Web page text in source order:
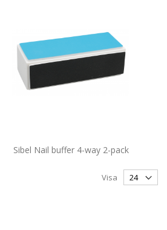
Sibel Nail buffer 4-way 2-pack
Visa